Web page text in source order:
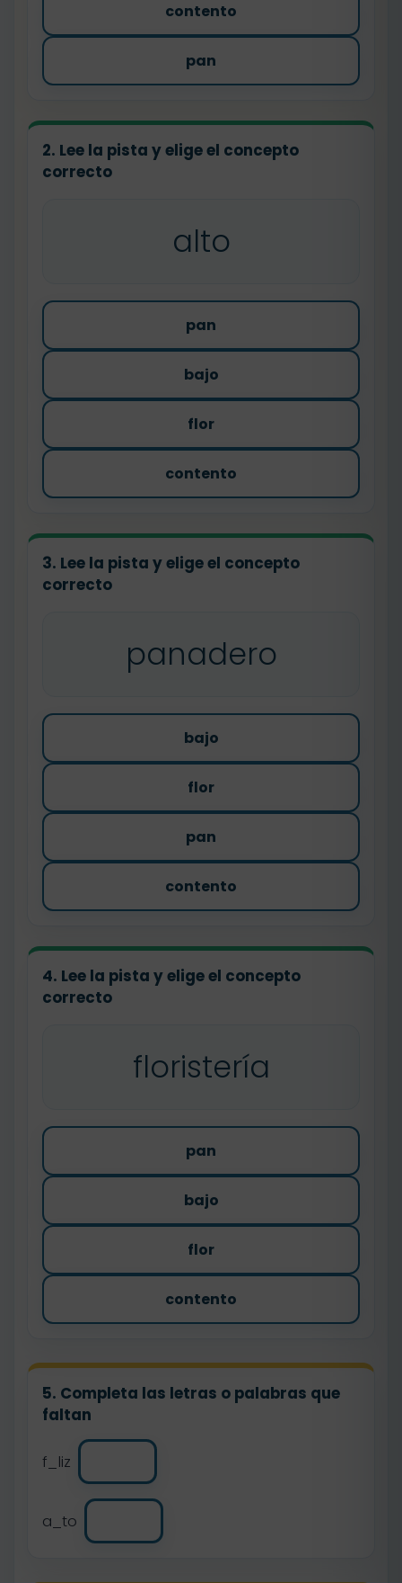
contento
pan
2. Lee la pista y elige el concepto
correcto
alto
pan
bajo
flor
contento
3. Lee la pista y elige el concepto
correcto
panadero
bajo
flor
pan
contento
4. Lee la pista y elige el concepto
correcto
floristería
pan
bajo
flor
contento
5. Completa las letras o palabras que
faltan
f_liz
a_to